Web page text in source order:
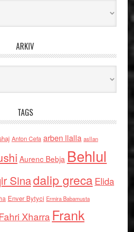
ARKIV
TAGS
Anton Cefa arben llalla asllan
Aurenc Bebja Behlul
Sinadalip grecaElida
Enver Bytyci Ermira Babamusta
Xharra Frank